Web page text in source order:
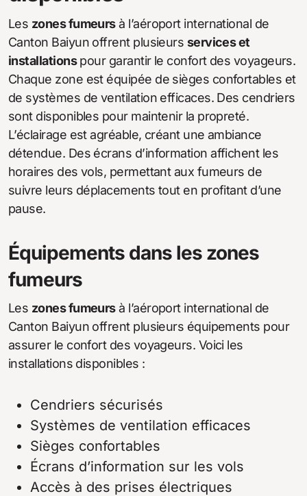
Les zones fumeursà l’aéroport international de
Canton Baiyun offrent plusieurs services et
installationspour garantir le confort des voyageurs.
Chaque zone est équipée de sièges confortables et
de systèmes de ventilation efficaces. Des cendriers
sont disponibles pour maintenir la propreté.
L’éclairage est agréable, créant une ambiance
détendue. Des écrans d’information affichent les
horaires des vols, permettant aux fumeurs de
suivre leurs déplacements tout en profitant d’une
pause.
Équipements dans les zones
fumeurs
Les zones fumeursà l’aéroport international de
Canton Baiyun offrent plusieurs équipements pour
assurer le confort des voyageurs. Voici les
installations disponibles :
Cendriers sécurisés
Systèmes de ventilation efficaces
Sièges confortables
Écrans d’information sur les vols
Accès à des prises électriques